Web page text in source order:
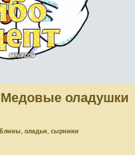
Медовые оладушки
Блины, оладьи, сырники